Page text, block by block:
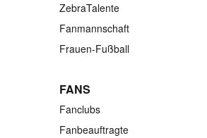
ZebraTalente
Fanmannschaft
Frauen-Fußball
FANS
Fanclubs
Fanbeauftragte